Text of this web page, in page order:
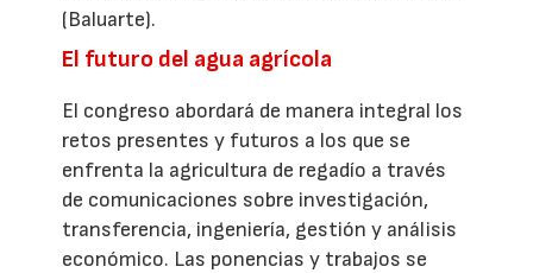
(Baluarte).
El futuro del agua agrícola
El congreso abordará de manera integral los
retos presentes y futuros a los que se
enfrenta la agricultura de regadío a través
de comunicaciones sobre investigación,
transferencia, ingeniería, gestión y análisis
económico. Las ponencias y trabajos se